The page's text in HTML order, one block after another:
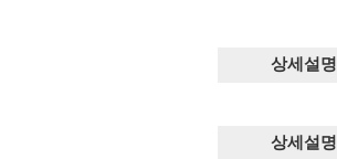
상세설명
상세설명